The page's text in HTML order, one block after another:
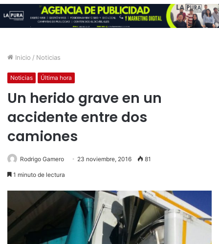
Inicio / Noticias
Noticias Última hora
Un herido grave en un
accidente entre dos
camiones
Rodrigo Gamero 23 noviembre, 2016 81
1 minuto de lectura